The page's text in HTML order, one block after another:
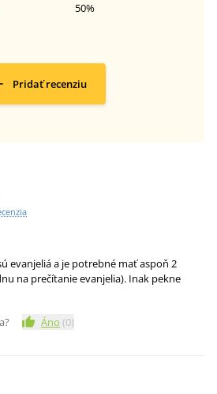
50%
Pridať recenziu
evanjeliá a je potrebné mať aspoň 2
na prečítanie evanjelia). Inak pekne
Áno (0)